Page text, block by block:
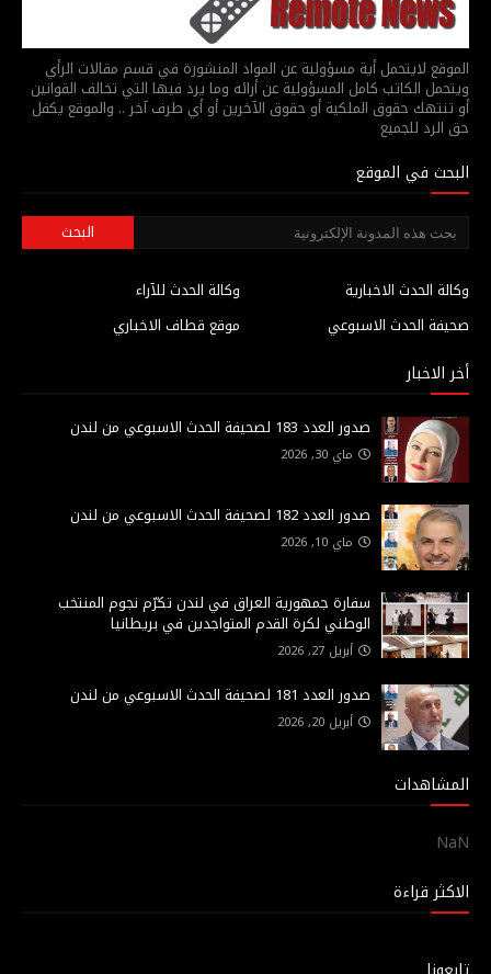
الموقع لايتحمل أية مسؤولية عن المواد المنشورة في قسم مقالات الرأي
ويتحمل الكاتب كامل المسؤولية عن أرائه وما يرد فيها التي تخالف القوانين
أو تنتهك حقوق الملكية أو حقوق الآخرين أو أي طرف آخر .. والموقع يكفل
حق الرد للجميع
البحث في الموقع
وكالة الحدث للآراء
وكالة الحدث الاخبارية
موقع قطاف الاخباري
صحيفة الحدث الاسبوعي
أخر الاخبار
صدور العدد 183 لصحيفة الحدث الاسبوعي من لندن
ماي 30, 2026
صدور العدد 182 لصحيفة الحدث الاسبوعي من لندن
ماي 10, 2026
سفارة جمهورية العراق في لندن تكرّم نجوم المنتخب
الوطني لكرة القدم المتواجدين في بريطانيا
أبريل 27, 2026
صدور العدد 181 لصحيفة الحدث الاسبوعي من لندن
أبريل 20, 2026
المشاهدات
NaN
الاكثر قراءة